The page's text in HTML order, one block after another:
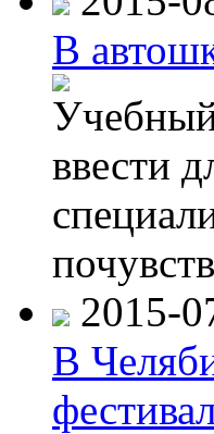
В
Учебный
ввести
2015-
В